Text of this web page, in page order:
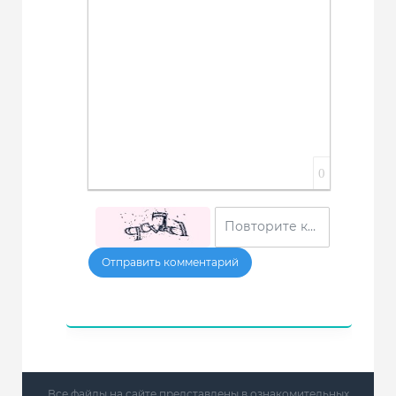
0
Отправить комментарий